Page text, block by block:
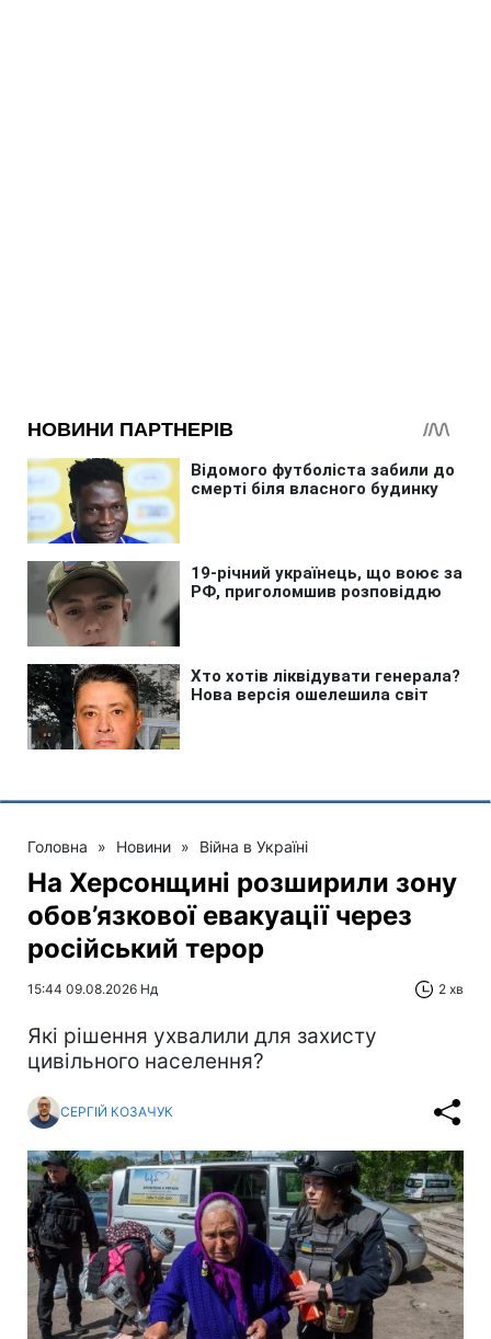
Головна » Новини » Війна в Україні
На Херсонщині розширили зону
обов’язкової евакуації через
російський терор
15:44 09.08.2026 Нд 2 хв
Які рішення ухвалили для захисту
цивільного населення?
СЕРГІЙ КОЗАЧУК